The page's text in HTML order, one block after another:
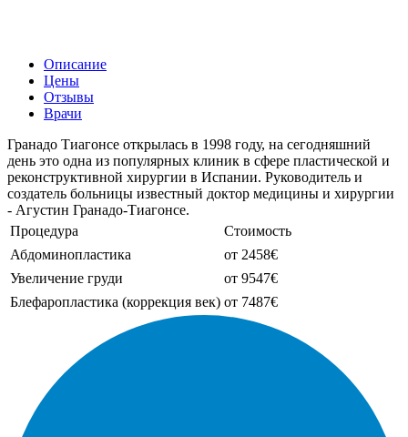
Описание
Цены
Отзывы
Врачи
Гранадо Тиагонсе открылась в 1998 году, на сегодняшний
день это одна из популярных клиник в сфере пластической и
реконструктивной хирургии в Испании. Руководитель и
создатель больницы известный доктор медицины и хирургии
- Агустин Гранадо-Тиагонсе.
Процедура
Стоимость
Абдоминопластика
от 2458€
Увеличение груди
от 9547€
Блефаропластика (коррекция век) от 7487€